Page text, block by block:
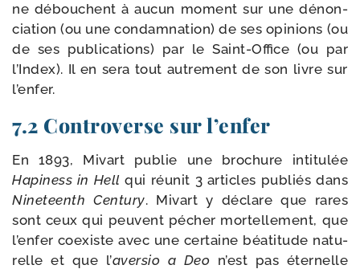
ne débouchent à aucun moment sur une dénon­
cia­tion (ou une condam­na­tion) de ses opi­nions (ou
de ses publi­ca­tions) par le Saint-​Office (ou par
l’Index). Il en sera tout autre­ment de son livre sur
l’enfer.
7.2 Controverse sur l’enfer
En 1893, Mivart publie une bro­chure inti­tu­lée
Hapiness in Hell qui réunit 3 articles publiés dans
Nineteenth Century. Mivart y déclare que rares
sont ceux qui peuvent pécher mor­tel­le­ment, que
l’enfer coexiste avec une cer­taine béa­ti­tude natu­
relle et que l’aver­sio a Deo n’est pas éter­nelle